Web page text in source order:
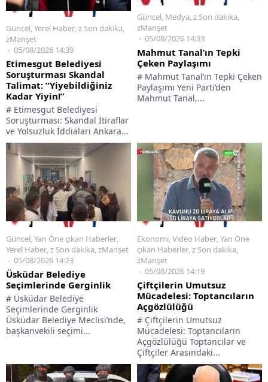
Güncel,Yerel Haber,z Son dakika,
zManşet
05/08/2026 14:39
Etimesgut Belediyesi
Soruşturması Skandal
Talimat: “Yiyebildiğiniz
Kadar Yiyin!”
# Etimesgut Belediyesi
Soruşturması: Skandal İtiraflar
ve Yolsuzluk İddiaları Ankara...
Güncel, Medya,z Son dakika,
zManşet
05/08/2026 14:33
Mahmut Tanal’ın Tepki
Çeken Paylaşımı
# Mahmut Tanal’ın Tepki Çeken
Paylaşımı Yeni Parti’den
Mahmut Tanal,...
Güncel,Yan Öne çıkan Haberler,
Yerel Haber,z Son dakika,zManşet
05/08/2026 14:23
Üsküdar Belediye
Seçimlerinde Gerginlik
# Üsküdar Belediye
Seçimlerinde Gerginlik
Üsküdar Belediye Meclisi’nde,
başkanvekili seçimi...
Ekonomi,Video Haber,Yan Öne
çıkan Haberler,z Son dakika,
zManşet
05/08/2026 14:19
Çiftçilerin Umutsuz
Mücadelesi: Toptancıların
Açgözlülüğü
# Çiftçilerin Umutsuz
Mücadelesi: Toptancıların
Açgözlülüğü Toptancılar ve
Çiftçiler Arasındaki...